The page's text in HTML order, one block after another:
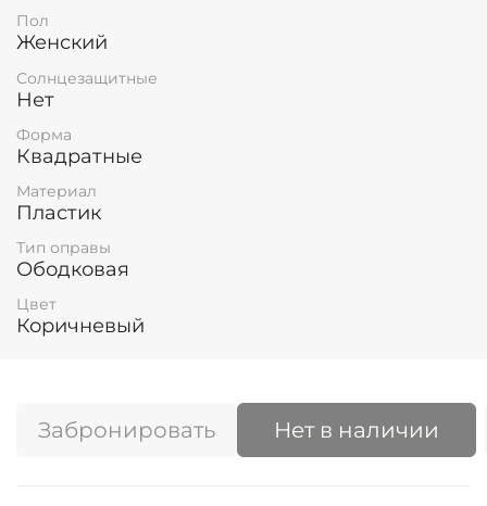
Пол
Женский
Солнцезащитные
Нет
Форма
Квадратные
Материал
Пластик
Тип оправы
Ободковая
Цвет
Коричневый
Забронировать Нет в наличии